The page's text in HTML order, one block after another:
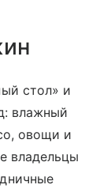
стол» и
влажный
овощи и
владельцы